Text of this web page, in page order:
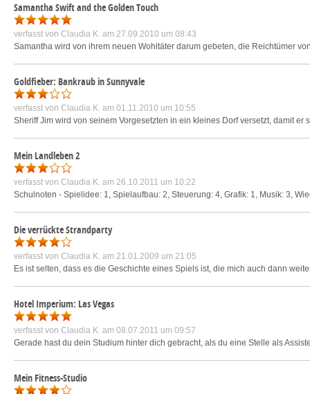
Samantha Swift and the Golden Touch
verfasst von Claudia K. am 27.09.2010 um 08:43
Samantha wird von ihrem neuen Wohltäter darum gebeten, die Reichtümer
Goldfieber: Bankraub in Sunnyvale
verfasst von Claudia K. am 01.11.2010 um 10:55
Sheriff Jim wird von seinem Vorgesetzten in ein kleines Dorf versetzt, damit
Mein Landleben 2
verfasst von Claudia K. am 26.10.2011 um 10:22
Schulnoten - Spielidee: 1, Spielaufbau: 2, Steuerung: 4, Grafik: 1, Musik: 3,
Die verrückte Strandparty
verfasst von Claudia K. am 21.01.2009 um 21:05
Es ist selten, dass es die Geschichte eines Spiels ist, die mich auch dann
Hotel Imperium: Las Vegas
verfasst von Claudia K. am 08.07.2011 um 09:57
Gerade hast du dein Studium hinter dich gebracht, als du eine Stelle als
Mein Fitness-Studio